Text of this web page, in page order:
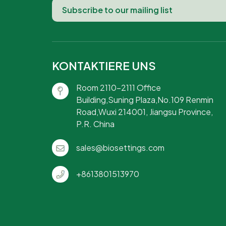
KONTAKTIERE UNS
Room 2110-2111 Office
Building,Suning Plaza,No.109 Renmin
Road,Wuxi 214001, Jiangsu Province,
P.R. China
sales@biosettings.com
+8613801513970